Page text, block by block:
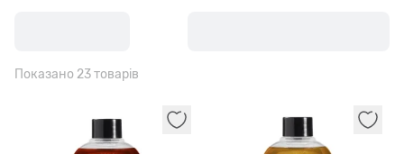
Показано 23 товарів